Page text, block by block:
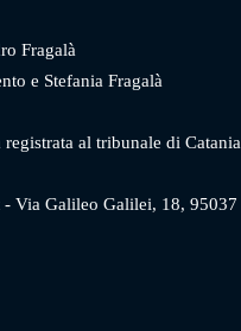
Fragalà
e Stefania Fragalà
al tribunale di Catania
- Via Galileo Galilei, 18, 95037